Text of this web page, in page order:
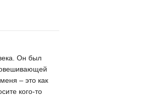
Он был
– это как
кого-то